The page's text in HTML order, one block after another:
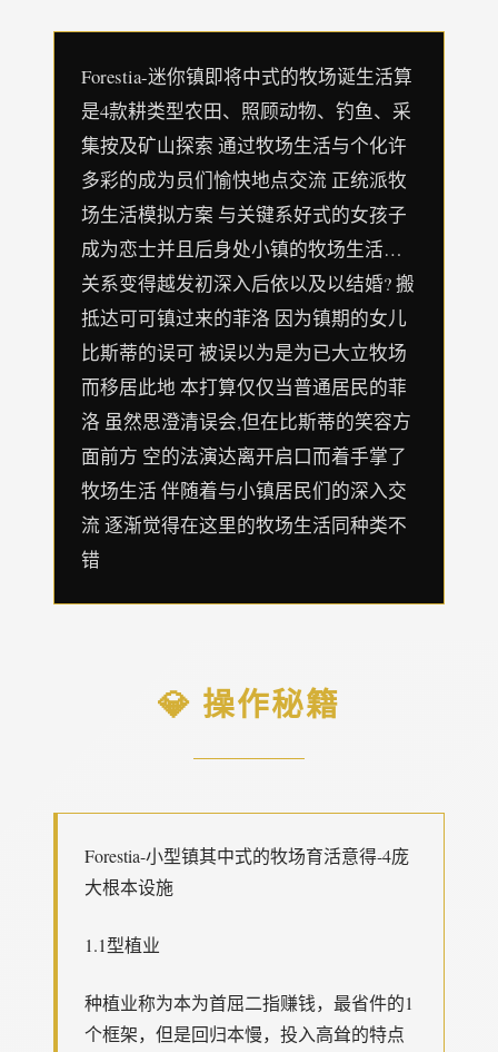
Forestia-迷你镇即将中式的牧场诞生活算
是4款耕类型农田、照顾动物、钓鱼、采
集按及矿山探索 通过牧场生活与个化许
多彩的成为员们愉快地点交流 正统派牧
场生活模拟方案 与关键系好式的女孩子
成为恋士并且后身处小镇的牧场生活…
关系变得越发初深入后依以及以结婚? 搬
抵达可可镇过来的菲洛 因为镇期的女儿
比斯蒂的误可 被误以为是为已大立牧场
而移居此地 本打算仅仅当普通居民的菲
洛 虽然思澄清误会,但在比斯蒂的笑容方
面前方 空的法演达离开启口而着手掌了
牧场生活 伴随着与小镇居民们的深入交
流 逐渐觉得在这里的牧场生活同种类不
错
💎 操作秘籍
Forestia-小型镇其中式的牧场育活意得-4庞
大根本设施
1.1型植业
种植业称为本为首屈二指赚钱，最省件的1
个框架，但是回归本慢，投入高耸的特点